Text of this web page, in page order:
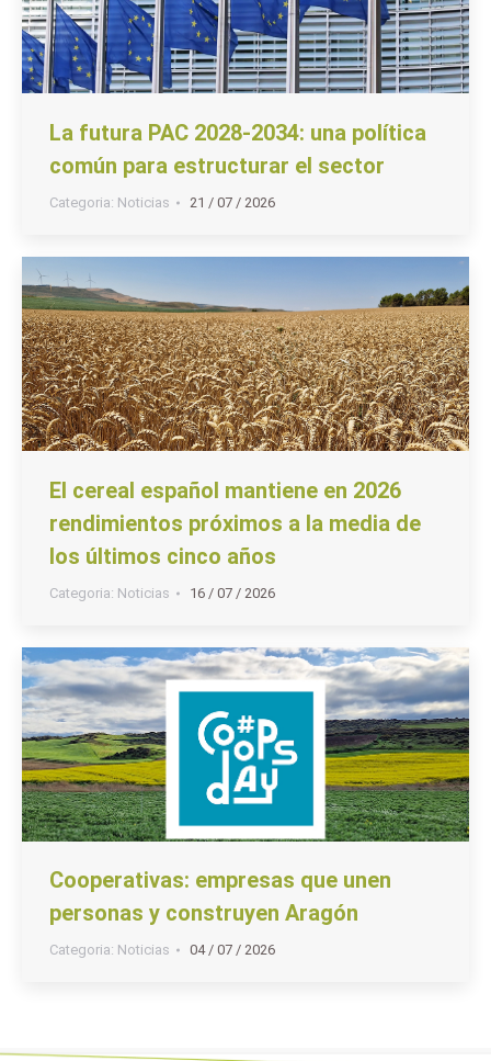
La futura PAC 2028-2034: una política
común para estructurar el sector
Categoria: Noticias 21 / 07 / 2026
El cereal español mantiene en 2026
rendimientos próximos a la media de
los últimos cinco años
Categoria: Noticias 16 / 07 / 2026
Cooperativas: empresas que unen
personas y construyen Aragón
Categoria: Noticias 04 / 07 / 2026